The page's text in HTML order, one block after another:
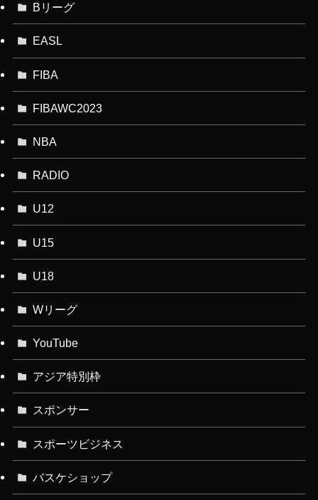
Bリーグ
EASL
FIBA
FIBAWC2023
NBA
RADIO
U12
U15
U18
Wリーグ
YouTube
アジア特別枠
スポンサー
スポーツビジネス
バスケショップ